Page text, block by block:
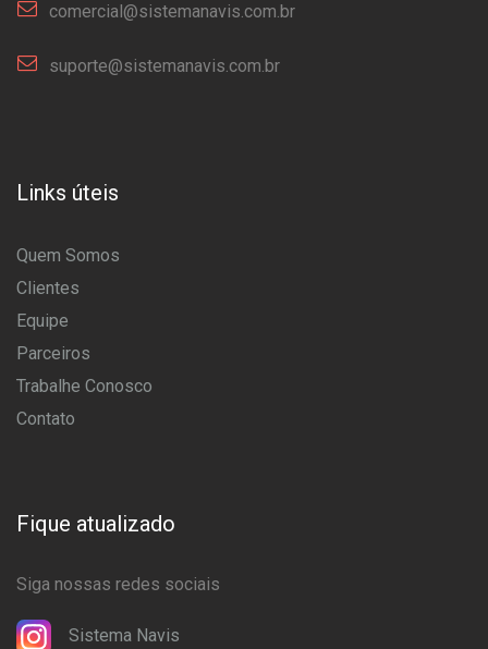
comercial@sistemanavis.com.br
suporte@sistemanavis.com.br
Links úteis
Quem Somos
Clientes
Equipe
Parceiros
Trabalhe Conosco
Contato
Fique atualizado
Siga nossas redes sociais
Sistema Navis